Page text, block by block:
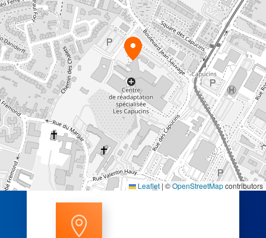
Leaflet |©OpenStreetMapcontributors
